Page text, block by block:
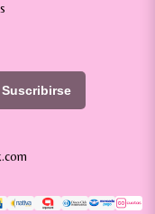
Suscribirse